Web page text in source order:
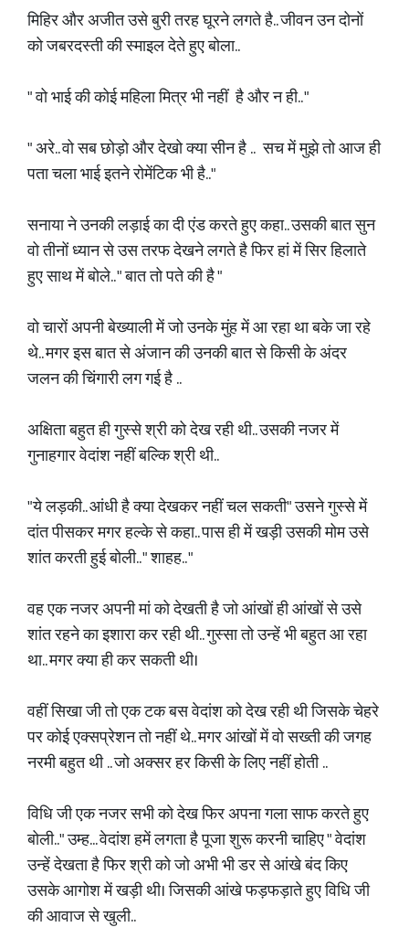
मिहिर और अजीत उसे बुरी तरह घूरने लगते है.. जीवन उन दोनों
को जबरदस्ती की स्माइल देते हुए बोला..
" वो भाई की कोई महिला मित्र भी नहीं है और न ही.. "
" अरे.. वो सब छोड़ो और देखो क्या सीन है .. सच में मुझे तो आज ही
पता चला भाई इतने रोमेंटिक भी है.."
सनाया ने उनकी लड़ाई का दी एंड करते हुए कहा.. उसकी बात सुन
वो तीनों ध्यान से उस तरफ देखने लगते है फिर हां में सिर हिलाते
हुए साथ में बोले.. " बात तो पते की है "
वो चारों अपनी बेख्याली में जो उनके मुंह में आ रहा था बके जा रहे
थे.. मगर इस बात से अंजान की उनकी बात से किसी के अंदर
जलन की चिंगारी लग गई है ..
अक्षिता बहुत ही गुस्से श्री को देख रही थी.. उसकी नजर में
गुनाहगार वेदांश नहीं बल्कि श्री थी..
"ये लड़की.. आंधी है क्या देखकर नहीं चल सकती" उसने गुस्से में
दांत पीसकर मगर हल्के से कहा.. पास ही में खड़ी उसकी मोम उसे
शांत करती हुई बोली.. " शाहह.. "
वह एक नजर अपनी मां को देखती है जो आंखों ही आंखों से उसे
शांत रहने का इशारा कर रही थी.. गुस्सा तो उन्हें भी बहुत आ रहा
था.. मगर क्या ही कर सकती थी।
वहीं सिखा जी तो एक टक बस वेदांश को देख रही थी जिसके चेहरे
पर कोई एक्सप्रेशन तो नहीं थे.. मगर आंखों में वो सख्ती की जगह
नरमी बहुत थी .. जो अक्सर हर किसी के लिए नहीं होती ..
विधि जी एक नजर सभी को देख फिर अपना गला साफ करते हुए
बोली.." उम्ह... वेदांश हमें लगता है पूजा शुरू करनी चाहिए " वेदांश
उन्हें देखता है फिर श्री को जो अभी भी डर से आंखे बंद किए
उसके आगोश में खड़ी थी। जिसकी आंखे फड़फड़ाते हुए विधि जी
की आवाज से खुली..